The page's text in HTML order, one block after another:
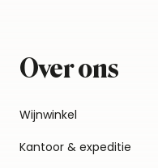
Over ons
Wijnwinkel
Kantoor & expeditie